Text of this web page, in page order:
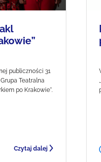
publiczności 31
Teatralna
po Krakowie".
Czytaj dalej